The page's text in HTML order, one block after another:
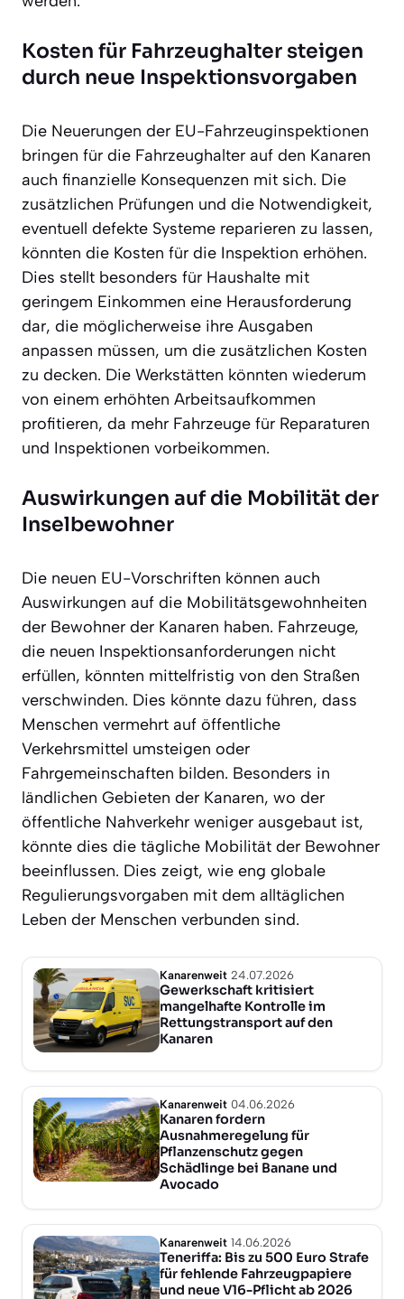
Kosten für Fahrzeughalter steigen
durch neue Inspektionsvorgaben
Die Neuerungen der EU-Fahrzeuginspektionen
bringen für die Fahrzeughalter auf den Kanaren
auch finanzielle Konsequenzen mit sich. Die
zusätzlichen Prüfungen und die Notwendigkeit,
eventuell defekte Systeme reparieren zu lassen,
könnten die Kosten für die Inspektion erhöhen.
Dies stellt besonders für Haushalte mit
geringem Einkommen eine Herausforderung
dar, die möglicherweise ihre Ausgaben
anpassen müssen, um die zusätzlichen Kosten
zu decken. Die Werkstätten könnten wiederum
von einem erhöhten Arbeitsaufkommen
profitieren, da mehr Fahrzeuge für Reparaturen
und Inspektionen vorbeikommen.
Auswirkungen auf die Mobilität der
Inselbewohner
Die neuen EU-Vorschriften können auch
Auswirkungen auf die Mobilitätsgewohnheiten
der Bewohner der Kanaren haben. Fahrzeuge,
die neuen Inspektionsanforderungen nicht
erfüllen, könnten mittelfristig von den Straßen
verschwinden. Dies könnte dazu führen, dass
Menschen vermehrt auf öffentliche
Verkehrsmittel umsteigen oder
Fahrgemeinschaften bilden. Besonders in
ländlichen Gebieten der Kanaren, wo der
öffentliche Nahverkehr weniger ausgebaut ist,
könnte dies die tägliche Mobilität der Bewohner
beeinflussen. Dies zeigt, wie eng globale
Regulierungsvorgaben mit dem alltäglichen
Leben der Menschen verbunden sind.
Kanarenweit 24.07.2026
Gewerkschaft kritisiert
mangelhafte Kontrolle im
Rettungstransport auf den
Kanaren
Kanarenweit 04.06.2026
Kanaren fordern
Ausnahmeregelung für
Pflanzenschutz gegen
Schädlinge bei Banane und
Avocado
Kanarenweit 14.06.2026
Teneriffa: Bis zu 500 Euro Strafe
für fehlende Fahrzeugpapiere
und neue V16-Pflicht ab 2026